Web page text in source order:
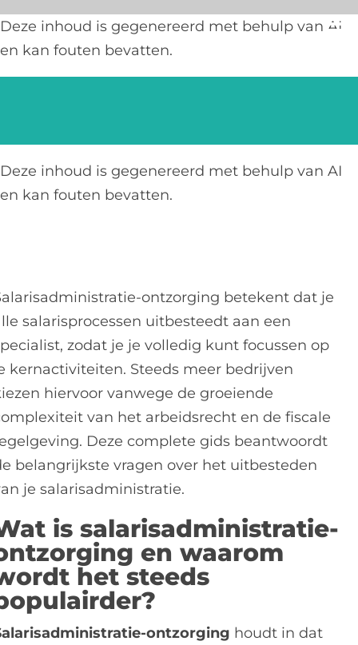
Ga
naar
inhoud
Deze inhoud is gegenereerd met behulp van AI
en kan fouten bevatten.
Deze inhoud is gegenereerd met behulp van AI
en kan fouten bevatten.
ontzorging betekent dat je
salarisprocessen uitbesteedt aan een
zodat je je volledig kunt focussen op
kernactiviteiten. Steeds meer bedrijven
hiervoor vanwege de groeiende
van het arbeidsrecht en de fiscale
Deze complete gids beantwoordt
belangrijkste vragen over het uitbesteden
je salarisadministratie.
is salarisadministratie-
en waarom
het steeds
ontzorging houdt in dat